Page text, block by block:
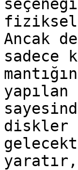
fiziksel
Ancak
sadece
yapılan
diskler